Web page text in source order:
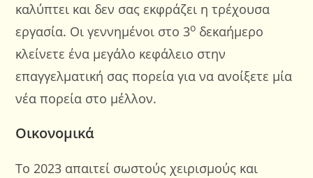
καλύπτει και δεν σας εκφράζει η τρέχουσα
εργασία. Οι γεννημένοι στο 3ο δεκαήμερο
κλείνετε ένα μεγάλο κεφάλειο στην
επαγγελματική σας πορεία για να ανοίξετε μία
νέα πορεία στο μέλλον.
Οικονομικά
Το 2023 απαιτεί σωστούς χειρισμούς και